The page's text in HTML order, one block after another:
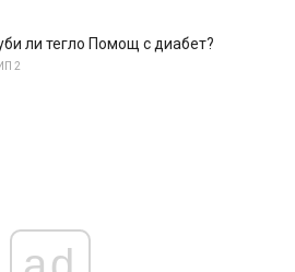
ли тегло Помощ с диабет?
2